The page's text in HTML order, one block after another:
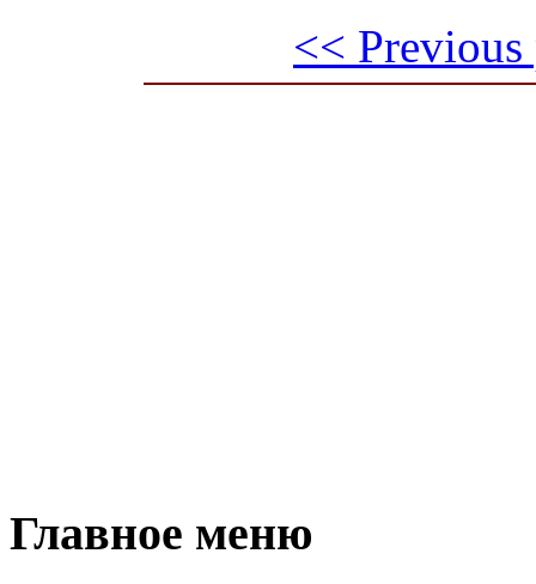
<< Previous
Главное меню